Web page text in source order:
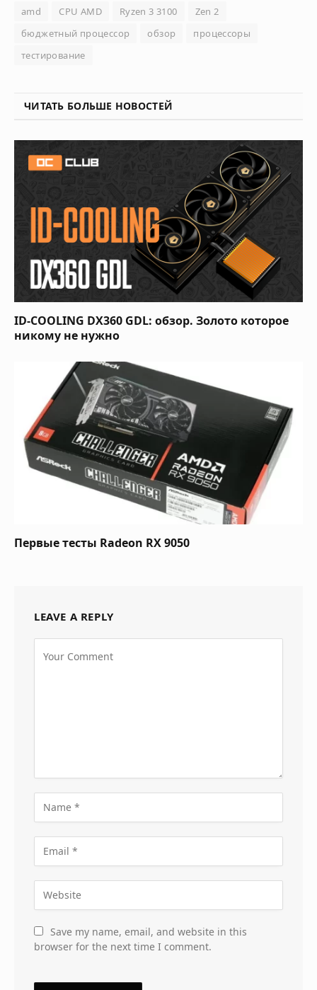
amd CPU AMD Ryzen 3 3100
Zen 2
бюджетный процессор
обзор
процессоры
тестирование
ЧИТАТЬ БОЛЬШЕ НОВОСТЕЙ
ID-COOLING DX360 GDL: обзор. Золото которое
никому не нужно
Первые тесты Radeon RX 9050
LEAVE A REPLY
Save my name, email, and website in this
browser for the next time I comment.